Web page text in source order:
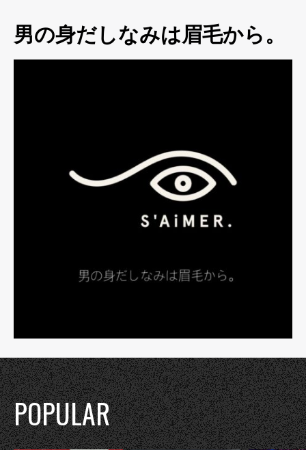
男の身だしなみは眉毛から。
POPULAR